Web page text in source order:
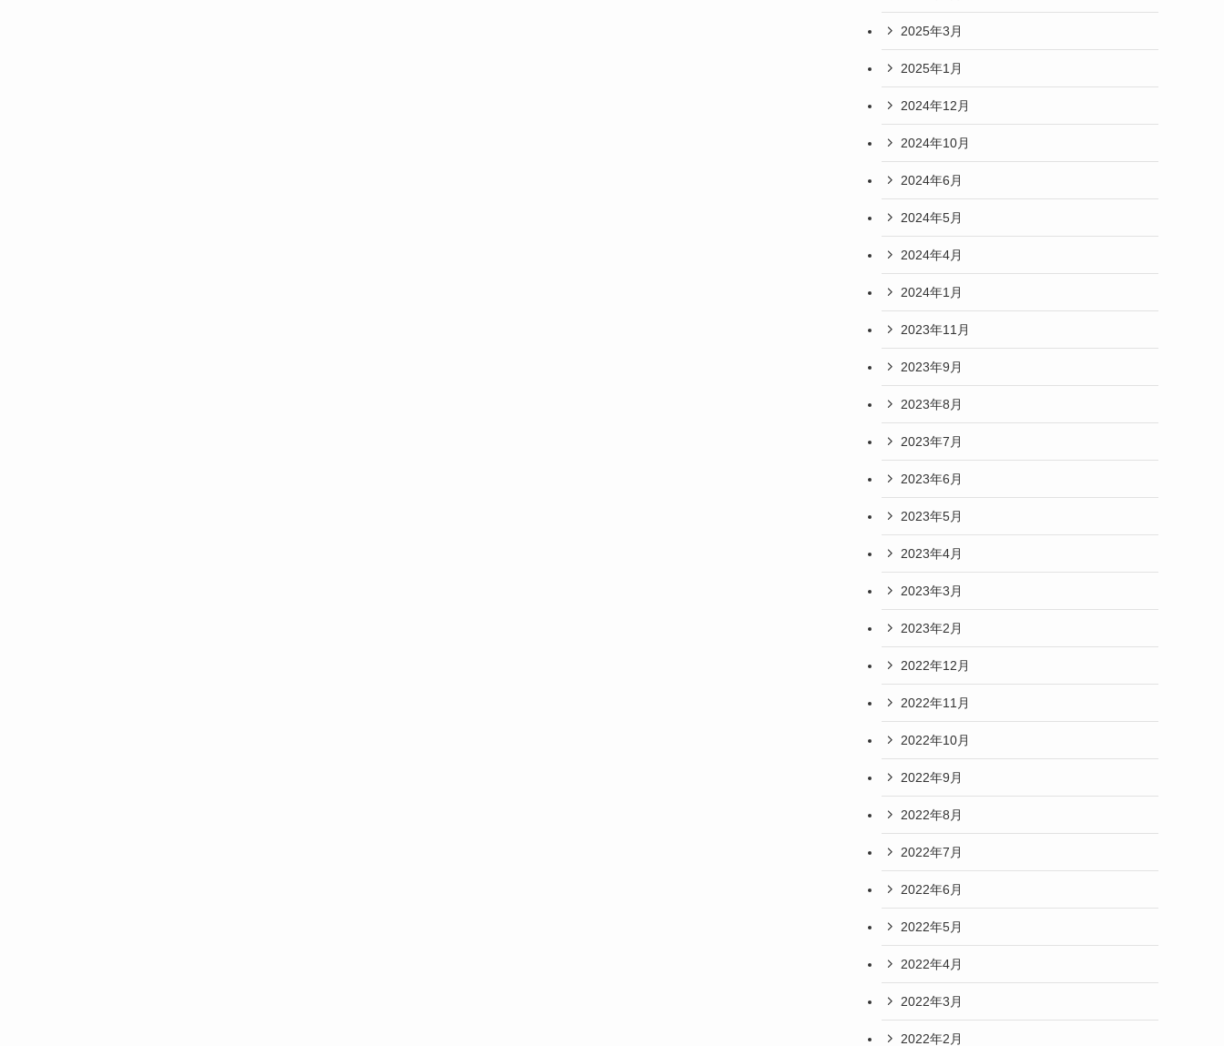
2025年3月
2025年1月
2024年12月
2024年10月
2024年6月
2024年5月
2024年4月
2024年1月
2023年11月
2023年9月
2023年8月
2023年7月
2023年6月
2023年5月
2023年4月
2023年3月
2023年2月
2022年12月
2022年11月
2022年10月
2022年9月
2022年8月
2022年7月
2022年6月
2022年5月
2022年4月
2022年3月
2022年2月